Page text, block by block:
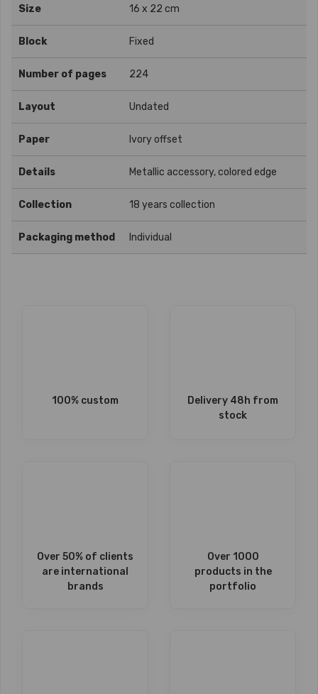
Size 16 x 22 cm
Block Fixed
Number of pages 224
Layout Undated
Paper Ivory offset
Details Metallic accessory, colored edge
Collection 18 years collection
Packaging method Individual
100% custom
Delivery 48h from
stock
Over 50% of clients
are international
brands
Over 1000
products in the
portfolio